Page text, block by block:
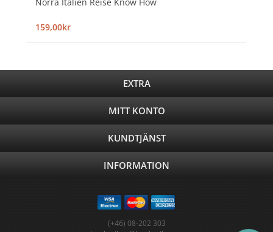
159,00kr
EXTRA
MITT KONTO
KUNDTJÄNST
INFORMATION
(+46) 08-202 303